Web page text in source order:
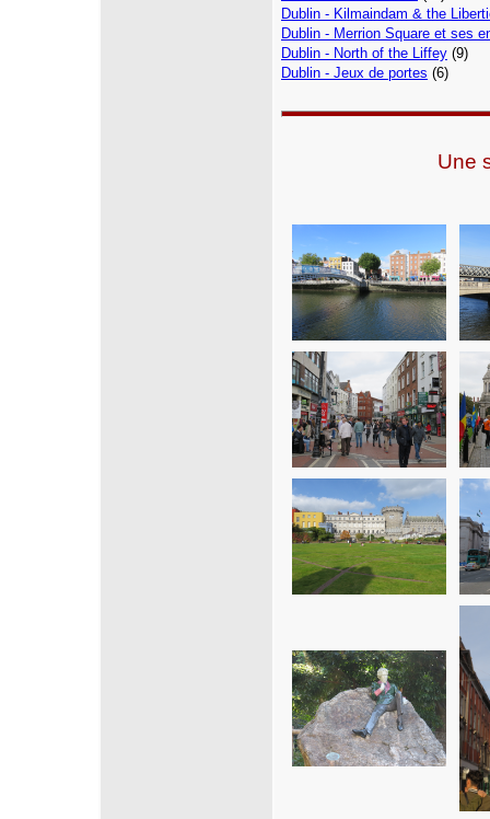
Dublin - Kilmaindam & the
Dublin - Merrion Square et ses
Dublin - North of the Liffey (9)
Dublin - Jeux de portes (6)
Une